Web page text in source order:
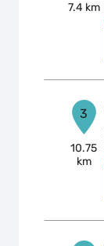
7.4 km
3
10.75
km